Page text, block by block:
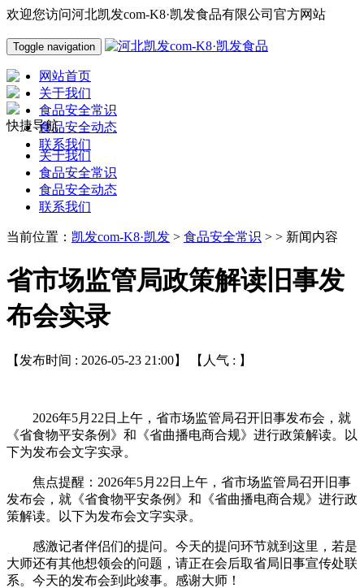
欢迎您访问河北凯发com-K8·凯发食品有限公司官方网站
Toggle navigation
网站首页
关于我们
食品安全常识
食品安全动态
联系我们
快捷导航
关于我们
食品安全常识
食品安全动态
联系我们
当前位置： 凯发com-K8·凯发 > 食品安全常识 > > 新闻内容
省市场监管局政策解读旧事发
布会实录
【发布时间 : 2026-05-23 21:00】 【人气 : 】
2026年5月22日上午，省市场监管局召开旧事发布会，就
《省食物平安条例》和《省曲播电商合规》进行政策解读。以
下为发布会文字实录。
焦点提醒：2026年5月22日上午，省市场监管局召开旧事
发布会，就《省食物平安条例》和《省曲播电商合规》进行政
策解读。以下为发布会文字实录。
感激记者伴侣们的提问。今天的提问环节就到这里，若是
大师还有其他想领会的问题，请正在会后取省局旧事宣传处联
系。今天的发布会到此竣事。感谢大师！